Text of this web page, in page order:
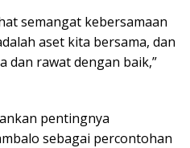
semangat kebersamaan
aset kita bersama, dan
dan rawat dengan baik,”
pentingnya
sebagai percontohan